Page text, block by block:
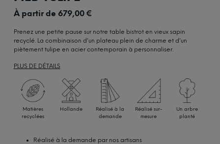
À partir de 679,00€
Prenez une petite pause sur notre table bistrot en vieux sapin
recyclé. La combinaison d’un plateau plein de charme et d’un
piètement tulipe en acier contemporain à personnaliser.
PLUS DE DÉTAILS
Matières
recyclées
Hollande
Réalisé à la
demande
Réalisé sur-
mesure
Un arbre
planté
Réalisé à la demande par nos artisans